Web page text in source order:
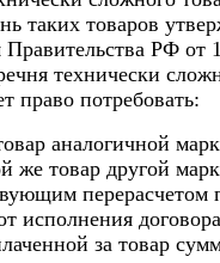
таких товаров
Правительства РФ
технически
право потребовать:
аналогичной
же товар другой
исполнения
за товар